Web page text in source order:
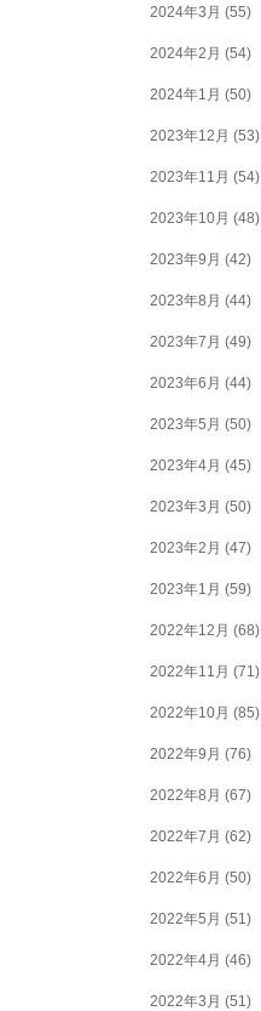
2024年3月 (55)
2024年2月 (54)
2024年1月 (50)
2023年12月 (53)
2023年11月 (54)
2023年10月 (48)
2023年9月 (42)
2023年8月 (44)
2023年7月 (49)
2023年6月 (44)
2023年5月 (50)
2023年4月 (45)
2023年3月 (50)
2023年2月 (47)
2023年1月 (59)
2022年12月 (68)
2022年11月 (71)
2022年10月 (85)
2022年9月 (76)
2022年8月 (67)
2022年7月 (62)
2022年6月 (50)
2022年5月 (51)
2022年4月 (46)
2022年3月 (51)